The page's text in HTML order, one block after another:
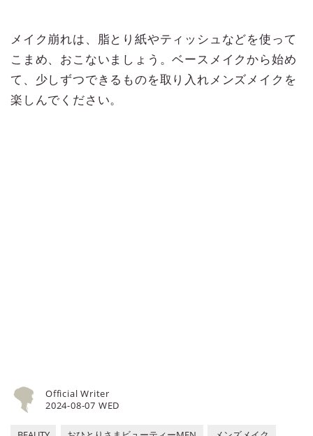
メイク崩れは、脂とり紙やティッシュなどを使って
こまめ、おこないましょう。ベースメイクから始め
て、少しずつできるものを取り入れメンズメイクを
楽しんでください。
2024-08-07 WED
Official Writer